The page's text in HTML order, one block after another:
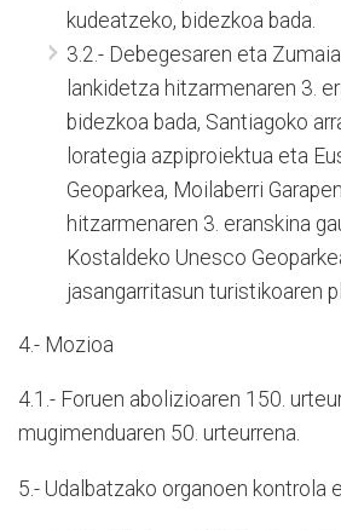
kudeatzeko, bidezkoa bada.
3.2.- Debegesaren eta
lankidetza hitzarmenaren 3.
bidezkoa bada, Santiagoko
lorategia azpiproiektua eta
Geoparkea, Moilaberri
hitzarmenaren 3. eranskina
Kostaldeko Unesco
jasangarritasun turistikoaren
4.- Mozioa
4.1.- Foruen abolizioaren 150.
mugimenduaren 50. urteurrena.
5.- Udalbatzako organoen kontrola